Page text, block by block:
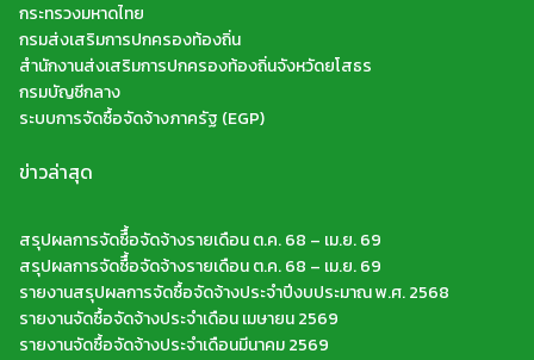
กระทรวงมหาดไทย
กรมส่งเสริมการปกครองท้องถิ่น
สำนักงานส่งเสริมการปกครองท้องถิ่นจังหวัดยโสธร
กรมบัญชีกลาง
ระบบการจัดซื้อจัดจ้างภาครัฐ (EGP)
ข่าวล่าสุด
สรุปผลการจัดซืื้อจัดจ้างรายเดือน ต.ค. 68 – เม.ย. 69
สรุปผลการจัดซืื้อจัดจ้างรายเดือน ต.ค. 68 – เม.ย. 69
รายงานสรุปผลการจัดซื้อจัดจ้างประจำปีงบประมาณ พ.ศ. 2568
รายงานจัดซื้อจัดจ้างประจำเดือน เมษายน 2569
รายงานจัดซื้อจัดจ้างประจำเดือนมีนาคม 2569